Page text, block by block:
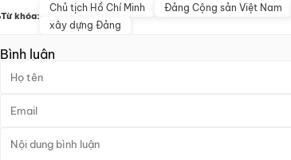
Từ khóa:
Chủ tịch Hồ Chí Minh Đảng Cộng sản Việt Nam
xây dựng Đảng
Bình luận